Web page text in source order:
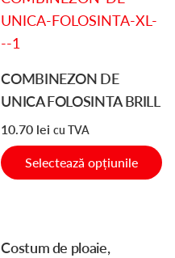
produsului.
COMBINEZON DE
UNICA FOLOSINTA BRILL
10.70 lei cu TVA
Selectează opțiunile
are
mai
variații.
Opțiunile
pot
fi
alese
produsului.
Costum de ploaie,